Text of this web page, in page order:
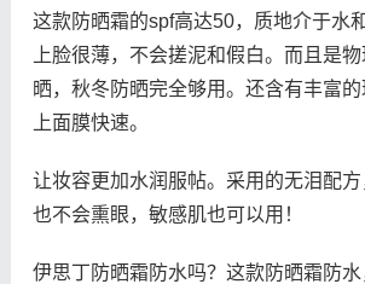
这款防晒霜的spf高达50，质地介于水
上脸很薄，不会搓泥和假白。而且是
晒，秋冬防晒完全够用。还含有丰富
上面膜快速。
让妆容更加水润服帖。采用的无泪配方
也不会熏眼，敏感肌也可以用！
伊思丁防晒霜防水吗？这款防晒霜防